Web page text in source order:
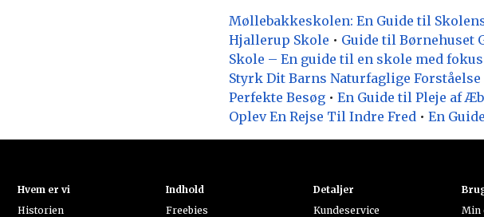
Møllebakkeskolen: En Guide til
Hjallerup Skole • Guide til Børnehuset
Skole – En guide til en skole med
Styrk Dit Barns Naturfaglige Forståelse
Perfekte Besøg • En Guide til Pleje af
Oplev En Rejse Til Indre Fred • En
Hvem er vi
Historien
Indhold
Freebies
Detaljer
Kundeservice
Min